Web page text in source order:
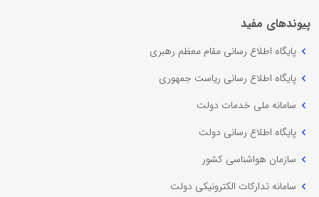
پیوندهای مفید
پایگاه اطلاع رسانی مقام معظم رهبری
پایگاه اطلاع رسانی ریاست جمهوری
سامانه ملی خدمات دولت
پایگاه اطلاع رسانی دولت
سازمان هواشناسی کشور
سامانه تدارکات الکترونیکی دولت